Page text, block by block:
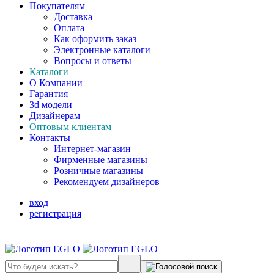
Покупателям
Доставка
Оплата
Как оформить заказ
Электронные каталоги
Вопросы и ответы
Каталоги
О Компании
Гарантия
3d модели
Дизайнерам
Оптовым клиентам
Контакты
Интернет-магазин
Фирменные магазины
Розничные магазины
Рекомендуем дизайнеров
вход
регистрация